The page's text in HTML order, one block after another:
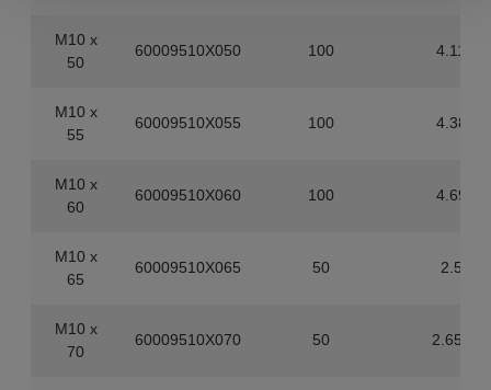
M10 x
50
60009510X050 100 4.11
M10 x
55
60009510X055 100 4.38
M10 x
60
60009510X060 100 4.69
M10 x
65
60009510X065 50 2.5
M10 x
70
60009510X070 50 2.655